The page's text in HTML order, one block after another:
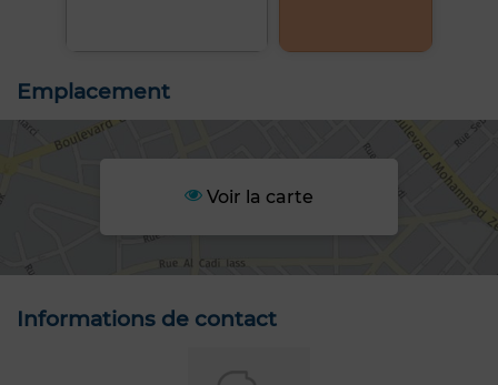
Emplacement
Voir la carte
Informations de contact